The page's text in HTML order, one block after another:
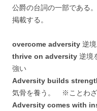
公爵の台詞の一部である
掲載する。
overcome adversity 逆
thrive on adversity 逆境
強い
Adversity builds
気骨を養う。 ※ことわざ
Adversity comes with